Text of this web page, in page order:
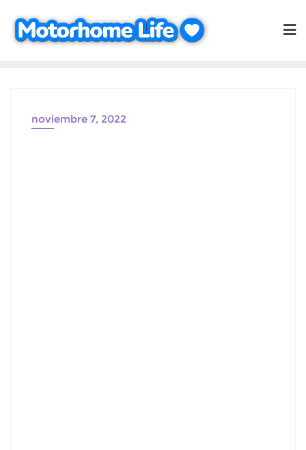
contenido
noviembre 7, 2022